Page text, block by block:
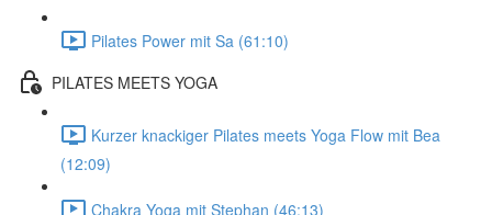
Pilates Power mit Sa (61:10)
PILATES MEETS YOGA
Kurzer knackiger Pilates meets Yoga Flow mit Bea
(12:09)
Chakra Yoga mit Stephan (46:13)